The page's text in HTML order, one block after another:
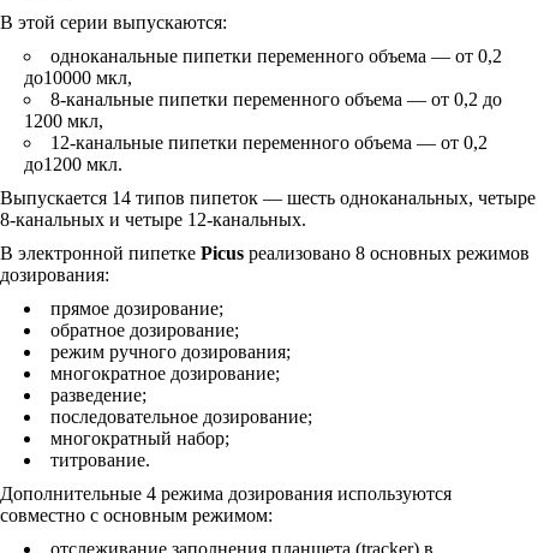
В этой серии выпускаются:
одноканальные пипетки переменного объема — от 0,2
до10000 мкл,
8-канальные пипетки переменного объема — от 0,2 до
1200 мкл,
12-канальные пипетки переменного объема — от 0,2
до1200 мкл.
Выпускается 14 типов пипеток — шесть одноканальных, четыре
8-канальных и четыре 12-канальных.
В электронной пипетке Picus реализовано 8 основных режимов
дозирования:
прямое дозирование;
обратное дозирование;
режим ручного дозирования;
многократное дозирование;
разведение;
последовательное дозирование;
многократный набор;
титрование.
Дополнительные 4 режима дозирования используются
совместно с основным режимом:
отслеживание заполнения планшета (tracker) в